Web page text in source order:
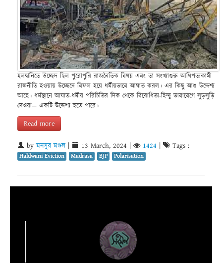
হলদ্বানিতে উচ্ছেদ ছিল পুরোপুরি রাজনৈতিক বিষয় এবং তা সংখ্যাগুরু আধিপত্যকামী
রাজনীতি হওয়ায় উচ্ছেদে বিফল হয়ে ধর্মীয়ভাবে আঘাত করল। এর কিছু আশু উদ্দেশ্য
আছে। ধর্মস্থানে আঘাত-ধর্মীয় পরিচিতির দিক থেকে বিরোধিতা-হিন্দু ভাবাবেগে সুড়সুড়ি
দেওয়া— একটি উদ্দেশ্য হতে পারে।
Read more
byমনসুর মণ্ডল| 13 March, 2024 1424 Tags :
Haldwani Eviction Madrasa BJP Polarisation